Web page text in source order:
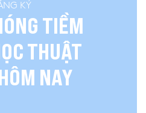
KÝ
TIỀM
THUẬT
NAY